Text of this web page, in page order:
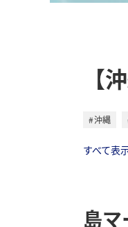
【
沖縄
すべて表
島